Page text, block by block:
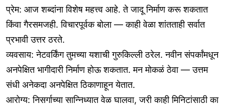
प्रेम: आज शब्दांना विशेष महत्त्व आहे. ते जादू निर्माण करू शकतात
किंवा गैरसमजही. विचारपूर्वक बोला — काही वेळा शांतताही सर्वात
प्रभावी उत्तर ठरते.
व्यवसाय: नेटवर्किंग तुमच्या यशाची गुरुकिल्ली ठरेल. नवीन संपर्कांमधून
अनपेक्षित भागीदारी निर्माण होऊ शकतात. मन मोकळं ठेवा — उत्तम
संधी अनेकदा अनपेक्षित ठिकाणाहून येतात.
आरोग्य: निसर्गाच्या सान्निध्यात वेळ घालवा, जरी काही मिनिटांसाठी का